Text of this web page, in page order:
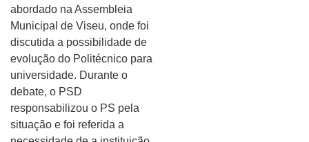
abordado na Assembleia
Municipal de Viseu, onde foi
discutida a possibilidade de
evolução do Politécnico para
universidade. Durante o
debate, o PSD
responsabilizou o PS pela
situação e foi referida a